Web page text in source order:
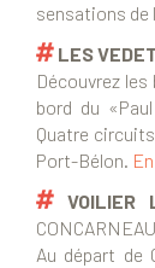
sensations de
LES
Découvrez les
bord du
Quatre
Port-Bélon.
VOILIER
CONCARNEAU
Au départ de